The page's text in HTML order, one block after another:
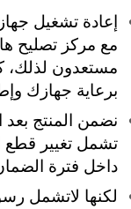
إعادة تشغيل
مع مركز تصليح
مستعدون لذلك،
برعاية جهازك
تشمل تغيير قطع
داخل فترة
لكنها لاتشمل